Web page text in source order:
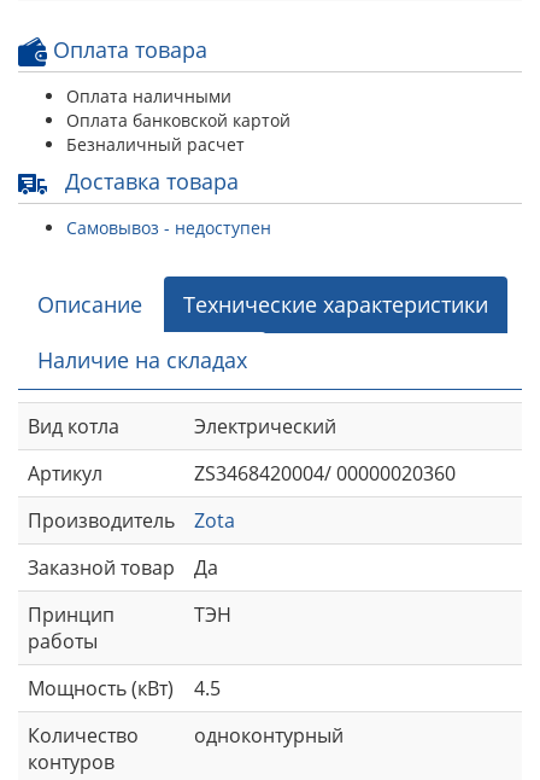
Оплата товара
Оплата наличными
Оплата банковской картой
Безналичный расчет
Доставка товара
Самовывоз - недоступен
Описание
Технические характеристики
Наличие на складах
Вид котла
Электрический
Артикул
ZS3468420004/ 00000020360
Производитель
Zota
Заказной товар
Да
Принцип
работы
ТЭН
Мощность (кВт)
4.5
Количество
контуров
одноконтурный